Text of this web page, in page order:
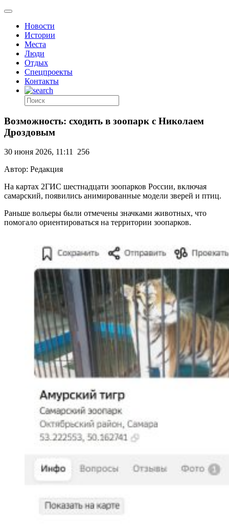
Новости
Истории
Места
Люди
Отдых
Спецпроекты
Контакты
Возможность: сходить в зоопарк с Николаем
Дроздовым
30 июня 2026, 11:11 256
Автор: Редакция
На картах 2ГИС шестнадцати зоопарков России, включая
самарский, появились анимированные модели зверей и птиц.
Раньше вольеры были отмечены значками животных, что
помогало ориентироваться на территории зоопарков.